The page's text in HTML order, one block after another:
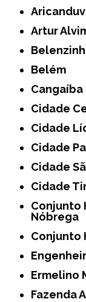
Artur
Belém
Cangaíba
Cidade
Cidade
Cidade
Cidade
Cidade
Conjunto Habitacional Padre Manoel da
Nóbrega
Ermelino
Fazenda